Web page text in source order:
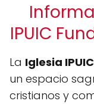
IPUIC
La Iglesia
un espacio
cristianos y